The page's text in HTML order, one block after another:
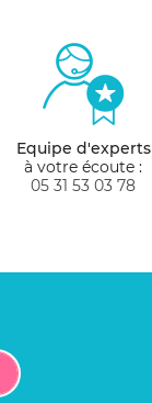
Equipe d'experts
à votre écoute :
05 31 53 03 78